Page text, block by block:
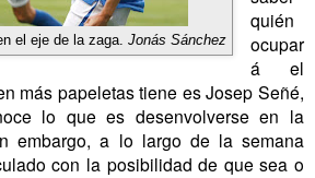
el eje de la zaga. Jonás Sánchez
quién
ocupar
á el
más papeletas tiene es Josep Señé,
lo que es desenvolverse en la
embargo, a lo largo de la semana
con la posibilidad de que sea o